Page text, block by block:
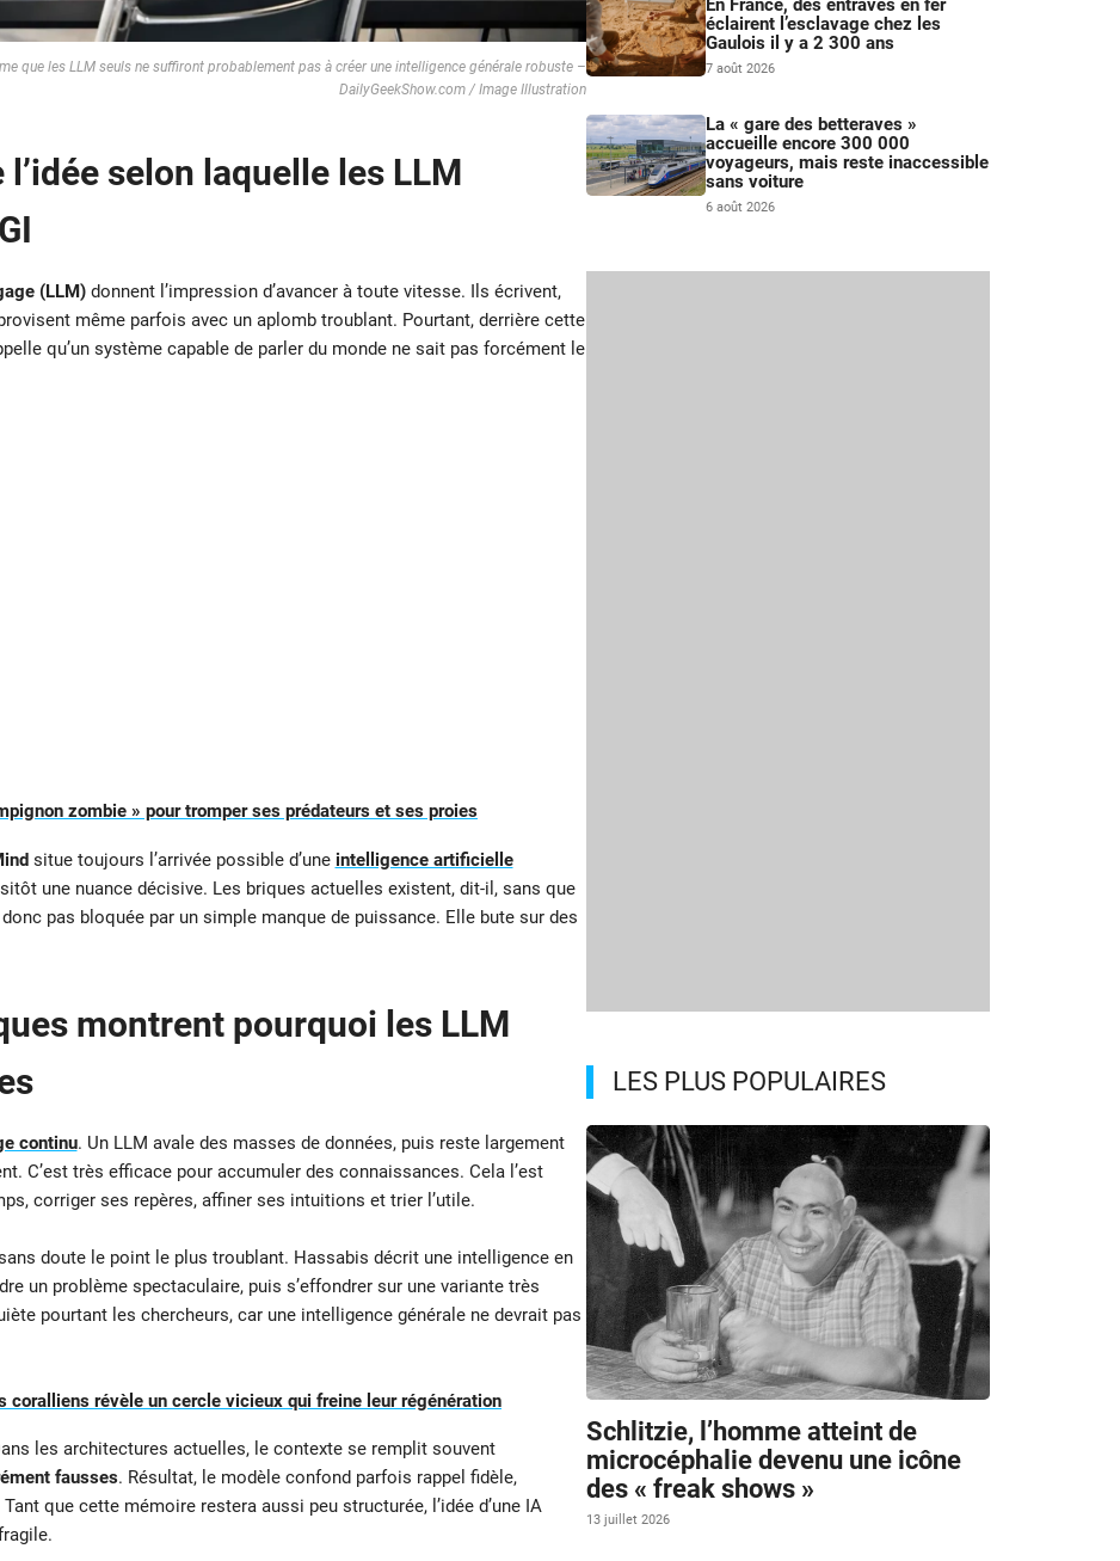
que les LLM seuls ne suffiront probablement pas à créer une intelligence générale robuste –
DailyGeekShow.com / Image Illustration
selon laquelle les LLM
(LLM)donnent l’impression d’avancer à toute vitesse. Ils écrivent,
même parfois avec un aplomb troublant. Pourtant, derrière cette
qu’un système capable de parler du monde ne sait pas forcément le
zombie » pour tromper ses prédateurs et ses proies
situe toujours l’arrivée possible d’une intelligence artificielle
une nuance décisive. Les briques actuelles existent, dit-il, sans que
pas bloquée par un simple manque de puissance. Elle bute sur des
montrent pourquoi les LLM
continu. Un LLM avale des masses de données, puis reste largement
C’est très efficace pour accumuler des connaissances. Cela l’est
corriger ses repères, affiner ses intuitions et trier l’utile.
doute le point le plus troublant. Hassabis décrit une intelligence en
un problème spectaculaire, puis s’effondrer sur une variante très
pourtant les chercheurs, car une intelligence générale ne devrait pas
coralliens révèle un cercle vicieux qui freine leur régénération
les architectures actuelles, le contexte se remplit souvent
fausses. Résultat, le modèle confond parfois rappel fidèle,
que cette mémoire restera aussi peu structurée, l’idée d’une IA
En France, des entraves en fer
éclairent l’esclavage chez les
Gaulois il y a 2 300 ans
7 août 2026
La « gare des betteraves »
accueille encore 300 000
voyageurs, mais reste inaccessible
sans voiture
6 août 2026
LES PLUS POPULAIRES
Schlitzie, l’homme atteint de
microcéphalie devenu une icône
des « freak shows »
13 juillet 2026